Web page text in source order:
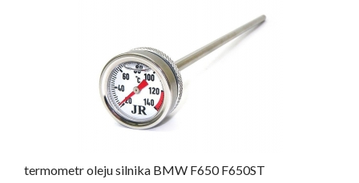
termometr oleju silnika BMW F650 F650ST